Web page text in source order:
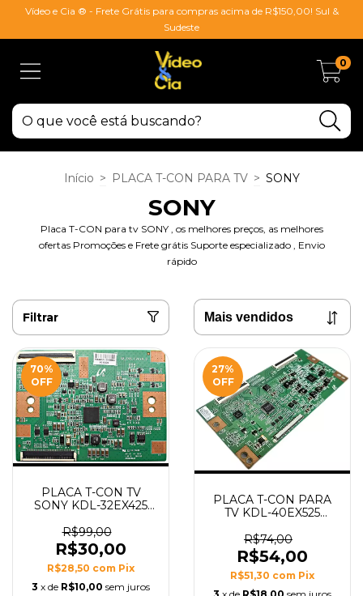
Vídeo e Cia ® - Frete Grátis para compras acima de R$150,00! Sul &
Sudeste
0
Início > PLACA T-CON PARA TV > SONY
SONY
Placa T-CON para tv SONY , os melhores preços, as melhores
ofertas Promoções e Frete grátis Suporte especializado , Envio
rápido
Filtrar
70%
OFF
PLACA T-CON TV
SONY KDL-32EX425
32_ESB_C2LV0.5
R$99,00
R$30,00
R$28,50 com Pix
3 x de R$10,00 sem juros
27%
OFF
PLACA T-CON PARA
TV KDL-40EX525
ESL_MB7_C2LV1.3
R$74,00
R$54,00
R$51,30 com Pix